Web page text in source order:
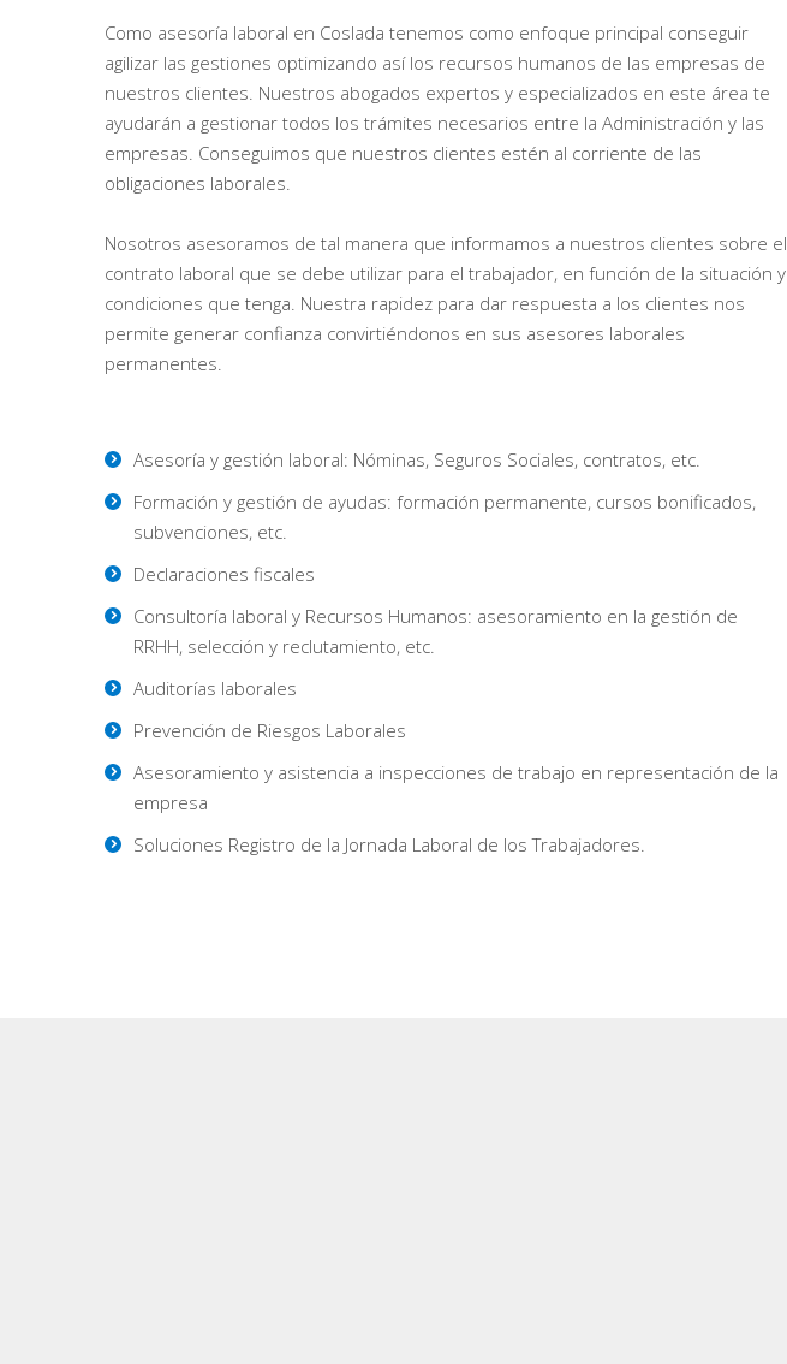
Como asesoría laboral en Coslada tenemos como enfoque principal conseguir
agilizar las gestiones optimizando así los recursos humanos de las empresas de
nuestros clientes. Nuestros abogados expertos y especializados en este área te
ayudarán a gestionar todos los trámites necesarios entre la Administración y las
empresas. Conseguimos que nuestros clientes estén al corriente de las
obligaciones laborales.
Nosotros asesoramos de tal manera que informamos a nuestros clientes sobre el
contrato laboral que se debe utilizar para el trabajador, en función de la situación y
condiciones que tenga. Nuestra rapidez para dar respuesta a los clientes nos
permite generar confianza convirtiéndonos en sus asesores laborales
permanentes.
Asesoría y gestión laboral: Nóminas, Seguros Sociales, contratos, etc.
Formación y gestión de ayudas: formación permanente, cursos bonificados,
subvenciones, etc.
Declaraciones fiscales
Consultoría laboral y Recursos Humanos: asesoramiento en la gestión de
RRHH, selección y reclutamiento, etc.
Auditorías laborales
Prevención de Riesgos Laborales
Asesoramiento y asistencia a inspecciones de trabajo en representación de la
empresa
Soluciones Registro de la Jornada Laboral de los Trabajadores.